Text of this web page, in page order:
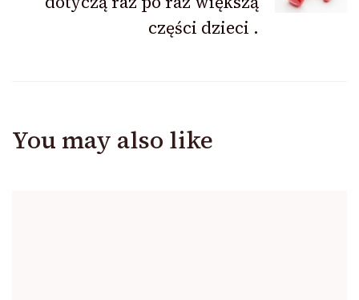
części dzieci .
You may also like